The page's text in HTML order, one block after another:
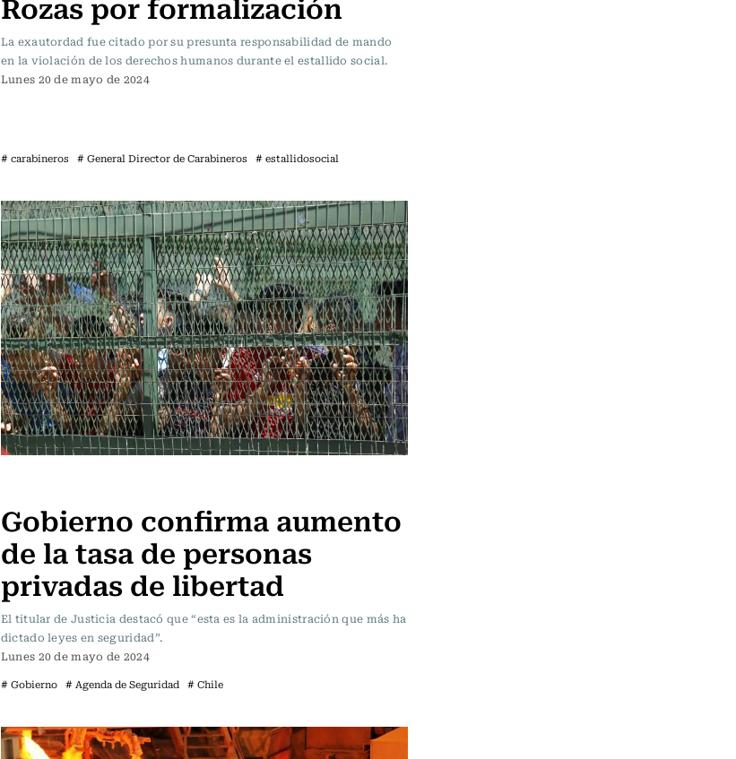
La exautordad fue citado por su presunta responsabilidad de mando
en la violación de los derechos humanos durante el estallido social.
Lunes 20 de mayo de 2024
# carabineros # General Director de Carabineros # estallidosocial
Gobierno confirma aumento
de la tasa de personas
privadas de libertad
El titular de Justicia destacó que “esta es la administración que más ha
dictado leyes en seguridad”.
Lunes 20 de mayo de 2024
# Gobierno # Agenda de Seguridad # Chile